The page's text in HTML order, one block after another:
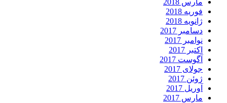
مارس 2018
فوریه 2018
ژانویه 2018
دسامبر 2017
نوامبر 2017
اکتبر 2017
آگوست 2017
جولای 2017
ژوئن 2017
آوریل 2017
مارس 2017